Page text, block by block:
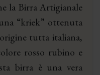
la Birra Artigianale
“kriek” ottenuta
tutta italiana,
rosso rubino e
birra è una vera